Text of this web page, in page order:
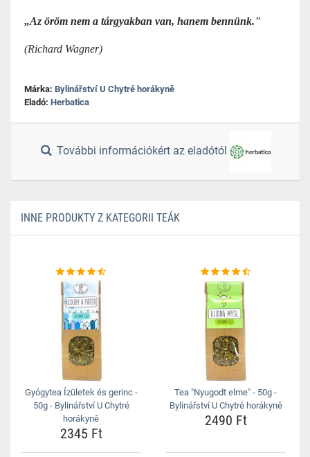
„Az öröm nem a tárgyakban van, hanem bennünk."
(Richard Wagner)
Márka: Bylinářství U Chytré horákyně
Eladó: Herbatica
További információkért az eladótól
INNE PRODUKTY Z KATEGORII TEÁK
Gyógytea Ízületek és gerinc -
50g - Bylinářství U Chytré
horákyně
2345 Ft
Tea "Nyugodt elme" - 50g -
Bylinářství U Chytré horákyně
2490 Ft